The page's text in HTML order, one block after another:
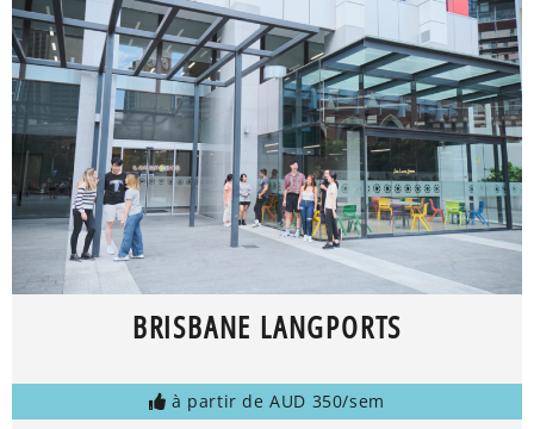
BRISBANE LANGPORTS
à partir de AUD 350/sem